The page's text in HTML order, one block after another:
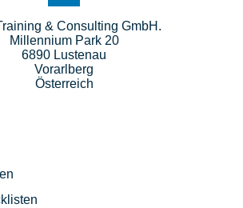
& Consulting GmbH.
Millennium Park 20
6890 Lustenau
Vorarlberg
Österreich